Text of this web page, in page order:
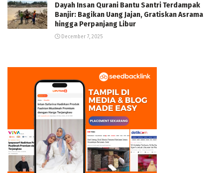
Dayah Insan Qurani Bantu Santri Terdampak
Banjir: Bagikan Uang Jajan, Gratiskan Asrama
hingga Perpanjang Libur
December 7, 2025